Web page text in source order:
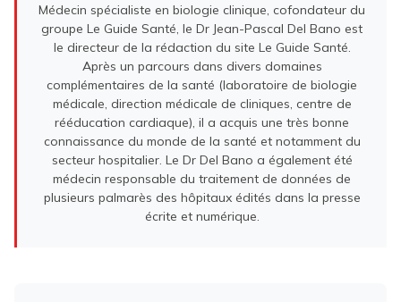
Médecin spécialiste en biologie clinique, cofondateur du
groupe Le Guide Santé, le Dr Jean-Pascal Del Bano est
le directeur de la rédaction du site Le Guide Santé.
Après un parcours dans divers domaines
complémentaires de la santé (laboratoire de biologie
médicale, direction médicale de cliniques, centre de
rééducation cardiaque), il a acquis une très bonne
connaissance du monde de la santé et notamment du
secteur hospitalier. Le Dr Del Bano a également été
médecin responsable du traitement de données de
plusieurs palmarès des hôpitaux édités dans la presse
écrite et numérique.